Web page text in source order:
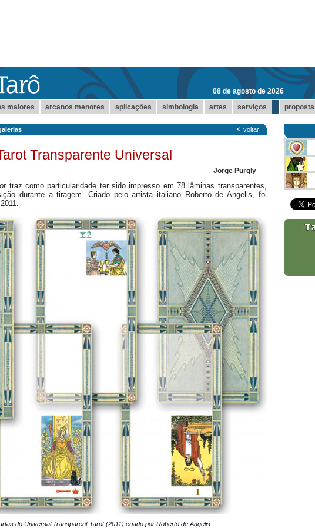
08 de agosto de 2026
maiores arcanos menores aplicações simbologia artes serviços proposta
< voltar
Transparente Universal
Jorge Purgly
traz como particularidade ter sido impresso em 78 lâminas transparentes,
durante a tiragem. Criado pelo artista italiano Roberto de Angelis, foi
do Universal Transparent Tarot (2011) criado por Roberto de Angelis.